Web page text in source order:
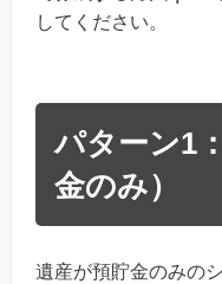
してください。
パターン1
金のみ）
遺産が預貯金のみの